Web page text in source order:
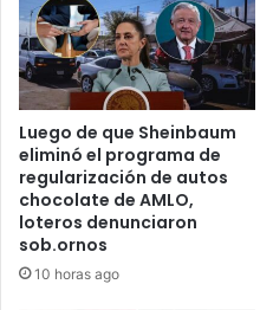
Luego de que Sheinbaum
eliminó el programa de
regularización de autos
chocolate de AMLO,
loteros denunciaron
sob.ornos
10 horas ago